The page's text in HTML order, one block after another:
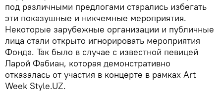
под различными предлогами старались избегать
эти показушные и никчемные мероприятия.
Некоторые зарубежные организации и публичные
лица стали открыто игнорировать мероприятия
Фонда. Так было в случае с известной певицей
Ларой Фабиан, которая демонстративно
отказалась от участия в концерте в рамках Art
Week Style.UZ.